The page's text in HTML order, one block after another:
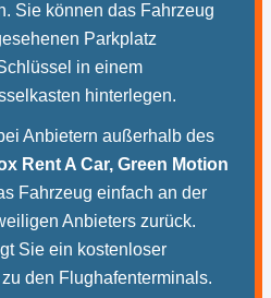
Sie können das Fahrzeug
Parkplatz
in einem
hinterlegen.
Anbietern außerhalb des
Rent A Car, Green Motion
Fahrzeug einfach an der
Anbieters zurück.
Sie ein kostenloser
den Flughafenterminals.